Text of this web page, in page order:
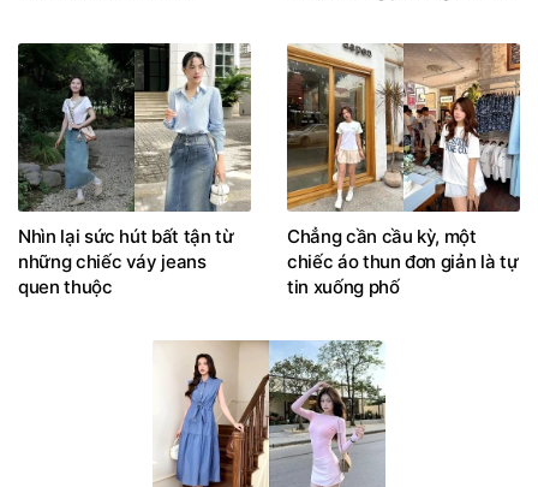
Nhìn lại sức hút bất tận từ
những chiếc váy jeans
quen thuộc
Chẳng cần cầu kỳ, một
chiếc áo thun đơn giản là tự
tin xuống phố